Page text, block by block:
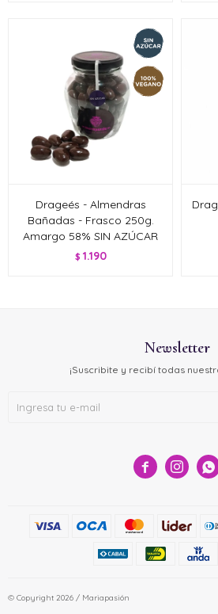
Drageés - Almendras
Bañadas - Frasco 250g.
Amargo 58% SIN AZÚCAR
$ 1.190
  
Newsletter
¡Suscribite y recibí todas
© Copyright 2026 / Mariapasión